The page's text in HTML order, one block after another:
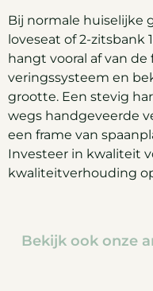
Bij normale huiselijke
loveseat of 2-zitsbank
hangt vooral af van
veringssysteem en
grootte. Een stevig
wegs handgeveerde
een frame van
Investeer in kwaliteit
kwaliteitverhouding
Bekijk ook onze